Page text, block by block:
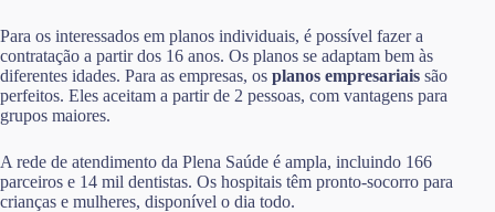
Para os interessados em planos individuais, é possível fazer a
contratação a partir dos 16 anos. Os planos se adaptam bem às
diferentes idades. Para as empresas, os planos empresariais são
perfeitos. Eles aceitam a partir de 2 pessoas, com vantagens para
grupos maiores.
A rede de atendimento da Plena Saúde é ampla, incluindo 166
parceiros e 14 mil dentistas. Os hospitais têm pronto-socorro para
crianças e mulheres, disponível o dia todo.